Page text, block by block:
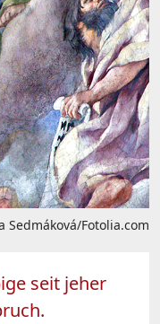
Sedmáková/Fotolia.com
seit jeher